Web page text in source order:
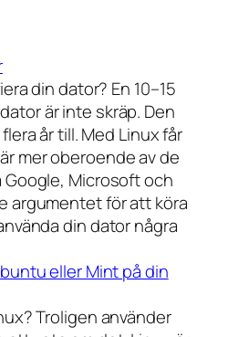
din dator? En 10–15
är inte skräp. Den
år till. Med Linux får
mer oberoende av de
Microsoft och
argumentet för att köra
din dator några
eller Mint på din
Troligen använder